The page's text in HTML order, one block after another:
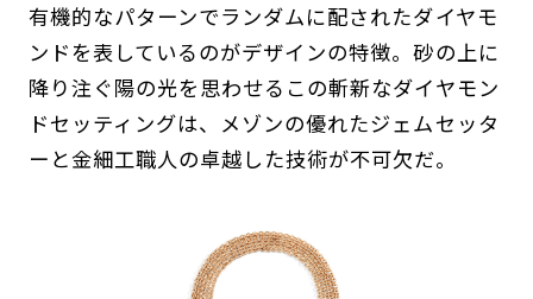
有機的なパターンでランダムに配されたダイヤモ
ンドを表しているのがデザインの特徴。砂の上に
降り注ぐ陽の光を思わせるこの斬新なダイヤモン
ドセッティングは、メゾンの優れたジェムセッタ
ーと金細工職人の卓越した技術が不可欠だ。